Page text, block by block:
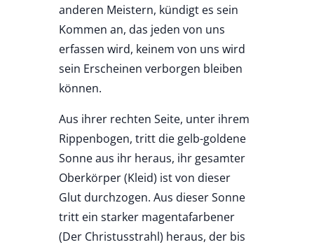
anderen Meistern, kündigt es sein
Kommen an, das jeden von uns
erfassen wird, keinem von uns wird
sein Erscheinen verborgen bleiben
können.
Aus ihrer rechten Seite, unter ihrem
Rippenbogen, tritt die gelb-goldene
Sonne aus ihr heraus, ihr gesamter
Oberkörper (Kleid) ist von dieser
Glut durchzogen. Aus dieser Sonne
tritt ein starker magentafarbener
(Der Christusstrahl) heraus, der bis